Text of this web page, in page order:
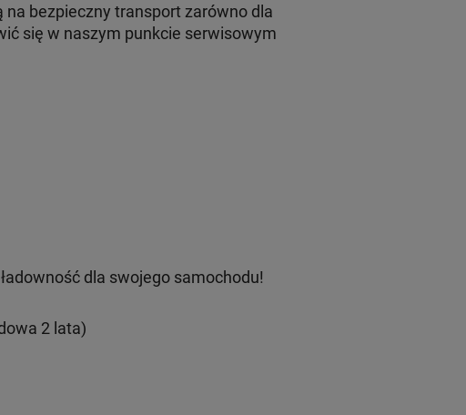
bezpieczny transport zarówno dla
się w naszym punkcie serwisowym
dla swojego samochodu!
2 lata)